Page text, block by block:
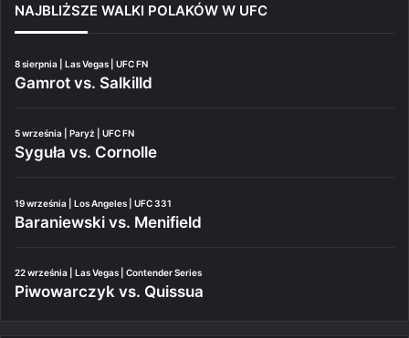
NAJBLIŻSZE WALKI POLAKÓW W UFC
8 sierpnia | Las Vegas | UFC FN
Gamrot vs. Salkilld
5 września | Paryż | UFC FN
Syguła vs. Cornolle
19 września | Los Angeles | UFC 331
Baraniewski vs. Menifield
22 września | Las Vegas | Contender Series
Piwowarczyk vs. Quissua